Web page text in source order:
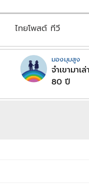
ไทยโพสต์ ทีวี
มองมุมสูง
จำเขามาเ
80 ปี